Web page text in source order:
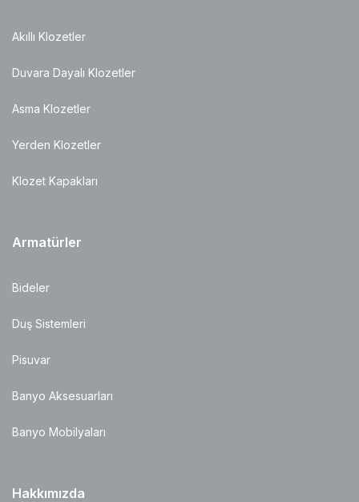
Akıllı Klozetler
Duvara Dayalı Klozetler
Asma Klozetler
Yerden Klozetler
Klozet Kapakları
Armatürler
Bideler
Duş Sistemleri
Pisuvar
Banyo Aksesuarları
Banyo Mobilyaları
Hakkımızda